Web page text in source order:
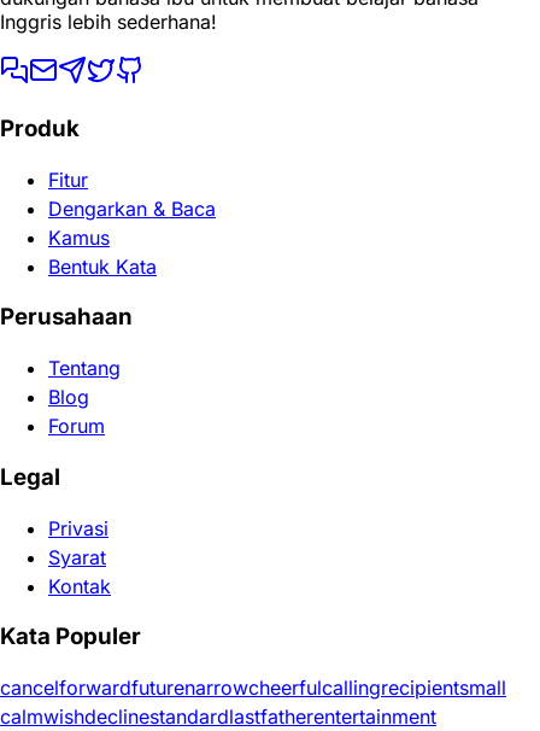
Inggris lebih sederhana!
Produk
Fitur
Dengarkan & Baca
Kamus
Bentuk Kata
Perusahaan
Tentang
Blog
Forum
Legal
Privasi
Syarat
Kontak
Kata Populer
cancelforwardfuturenarrowcheerfulcallingrecipientsmall
calmwishdeclinestandardlastfatherentertainment